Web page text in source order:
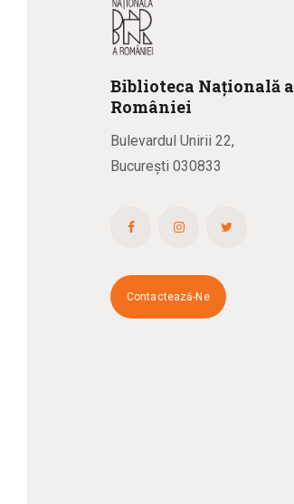
Biblioteca Națională a
României
Bulevardul Unirii 22,
București 030833
Contactează-Ne